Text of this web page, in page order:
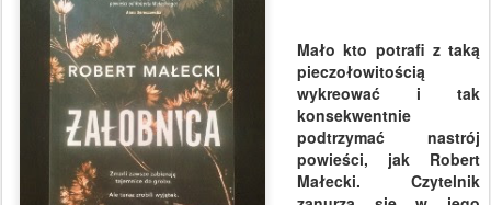
Mało kto potrafi z taką
pieczołowitością
wykreować i tak
konsekwentnie
podtrzymać nastrój
powieści, jak Robert
Małecki. Czytelnik